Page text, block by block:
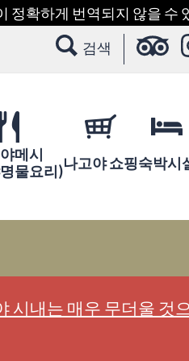
정확하게 번역되지 않을 수
검색
메시
물요리)나고야 쇼핑숙박시
시내는 매우 무더울 것